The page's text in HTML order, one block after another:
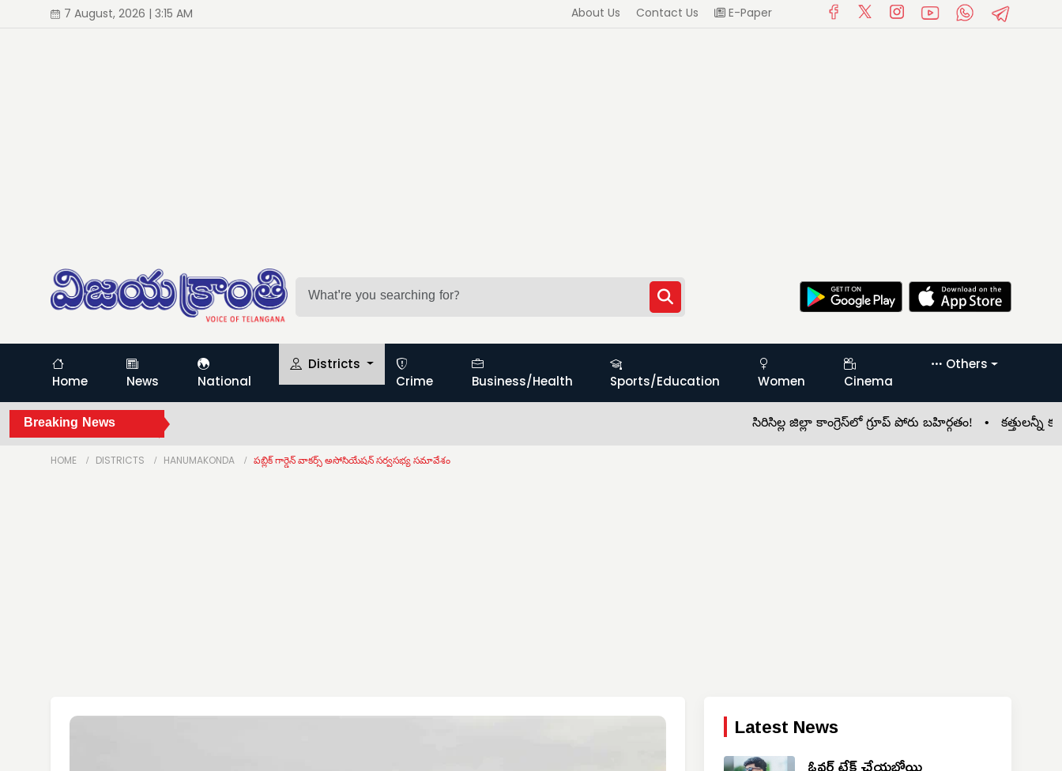
7 August, 2026 | 3:15 AM About Us Contact Us E-Paper
Home News National
Districts
Crime
Business/Health Sports/Education Women Cinema
Others
Breaking News సిరిసిల్ల జిల్లా కాంగ్రెస్‌లో గ్రూప్ పోరు బహిర్గతం! •కత్తులన్నీ
HOME DISTRICTS HANUMAKONDA పబ్లిక్ గార్డెన్ వాకర్స్ అసోసియేషన్ సర్వసభ్య సమావేశం
Latest News